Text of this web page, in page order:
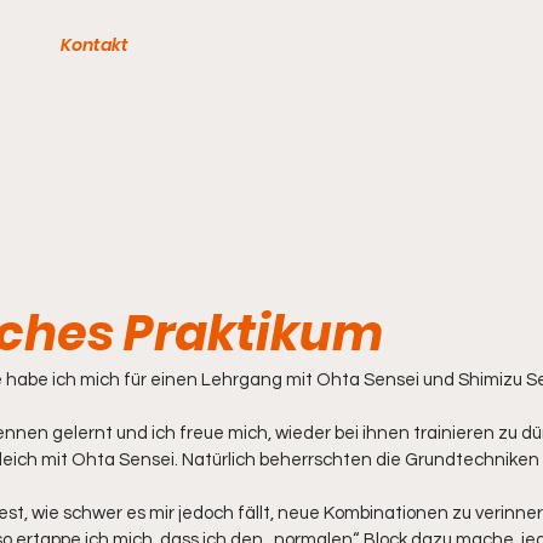
Kontakt
Praktikum
ich mich für einen Lehrgang mit Ohta Sensei und Shimizu
gelernt und ich freue mich, wieder bei ihnen trainieren zu
mit Ohta Sensei. Natürlich beherrschten die
wie schwer es mir jedoch fällt, neue Kombinationen zu